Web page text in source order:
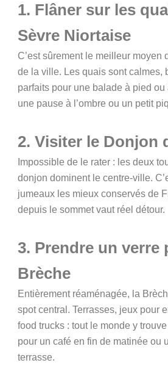
1. Flâner sur les
Sèvre Niortaise
C’est sûrement le meilleur moyen
de la ville. Les quais sont calmes,
parfaits pour une balade à pied
une pause à l’ombre ou un petit
2. Visiter le Donjon
Impossible de le rater : les deux
donjon dominent le centre-ville.
jumeaux les mieux conservés de
depuis le sommet vaut réel détour.
3. Prendre un verre
Brèche
Entièrement réaménagée, la
spot central. Terrasses, jeux pour
food trucks : tout le monde y
pour un café en fin de matinée ou
terrasse.